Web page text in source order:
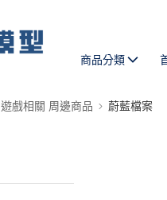
商品分類
遊戲相關 周邊商品 蔚藍檔案